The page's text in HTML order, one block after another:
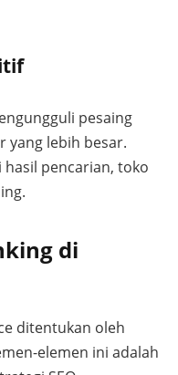
pesaing
yang lebih besar.
pencarian, toko
di
ditentukan oleh
elemen ini adalah